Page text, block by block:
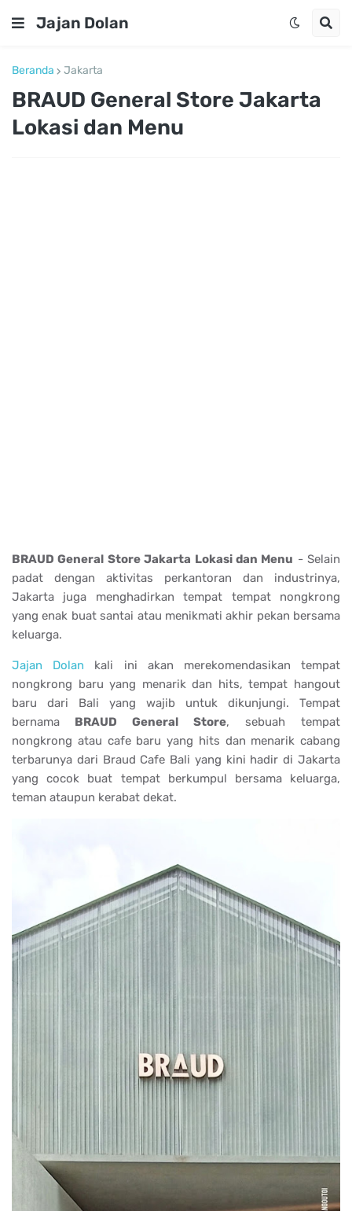
Jajan Dolan
Beranda Jakarta
BRAUD General Store Jakarta
Lokasi dan Menu
BRAUD General Store Jakarta Lokasi dan Menu - Selain
padat dengan aktivitas perkantoran dan industrinya,
Jakarta juga menghadirkan tempat tempat nongkrong
yang enak buat santai atau menikmati akhir pekan bersama
keluarga.
Jajan Dolan kali ini akan merekomendasikan tempat
nongkrong baru yang menarik dan hits, tempat hangout
baru dari Bali yang wajib untuk dikunjungi. Tempat
bernama BRAUD General Store, sebuah tempat
nongkrong atau cafe baru yang hits dan menarik cabang
terbarunya dari Braud Cafe Bali yang kini hadir di Jakarta
yang cocok buat tempat berkumpul bersama keluarga,
teman ataupun kerabat dekat.